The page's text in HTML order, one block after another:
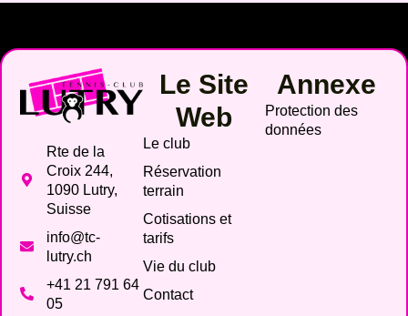
Rte de la
Croix 244,
1090 Lutry,
Suisse
info@tc-
lutry.ch
+41 21 791 64
05
Le Site
Web
Le club
Réservation
terrain
Cotisations et
tarifs
Vie du club
Contact
Annexe
Protection des
données